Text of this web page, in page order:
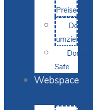
Preise
Domain
umziehen
Domain-
Safe
Webspace